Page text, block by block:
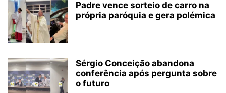
Padre vence sorteio de carro na
própria paróquia e gera polémica
Sérgio Conceição abandona
conferência após pergunta sobre
o futuro